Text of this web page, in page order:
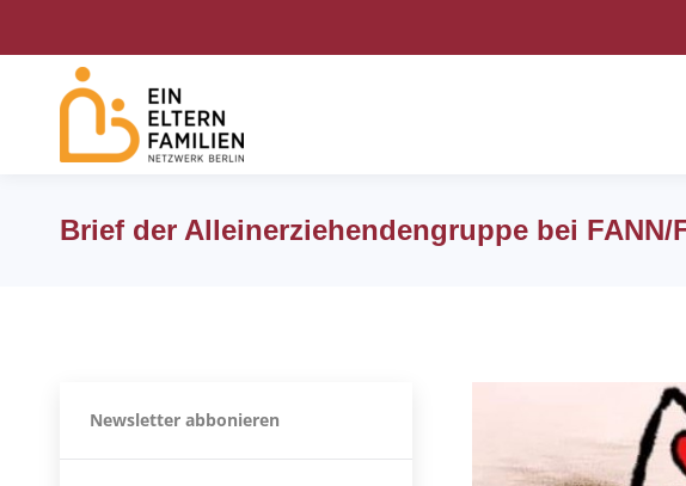
Brief der Alleinerziehendengruppe bei
Newsletter abbonieren